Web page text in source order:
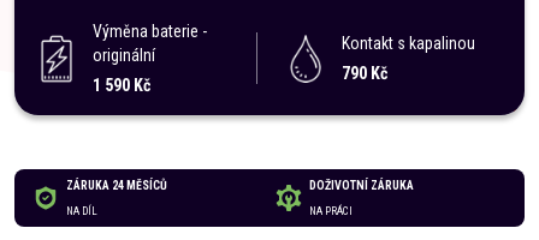
Výměna baterie -
originální
1 590 Kč
Kontakt s kapalinou
790 Kč
ZÁRUKA 24 MĚSÍCŮ
NA DÍL
DOŽIVOTNÍ ZÁRUKA
NA PRÁCI